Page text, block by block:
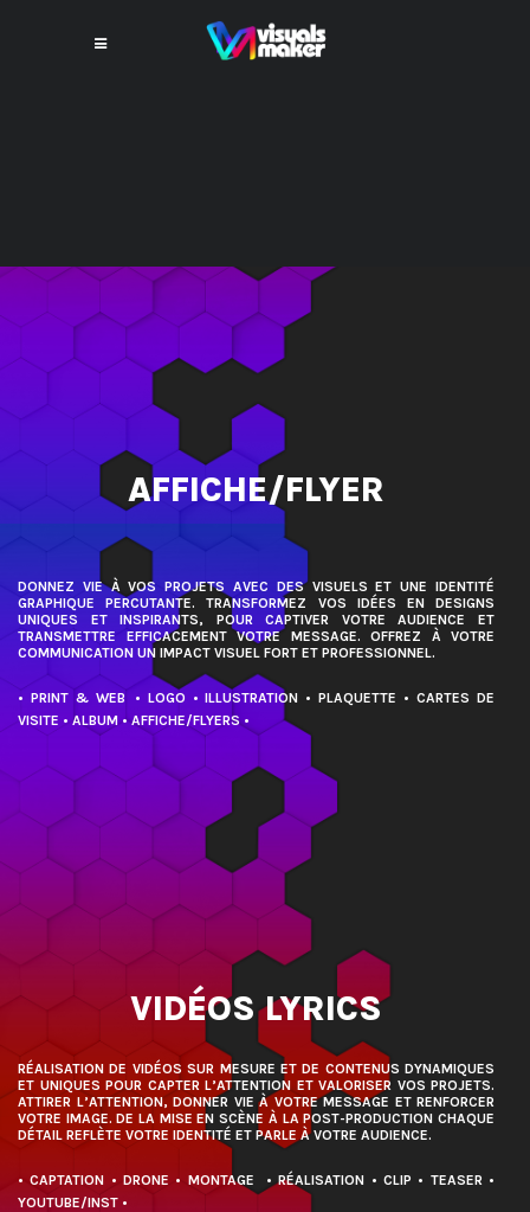
ILLUSTRATION
LOGOTYPE
AFFICHE/FLYER
PLAQUETTE
DONNEZ VIE À VOS PROJETS AVEC DES VISUELS ET UNE IDENTITÉ
GRAPHIQUE PERCUTANTE. TRANSFORMEZ VOS IDÉES EN DESIGNS
UNIQUES ET INSPIRANTS, POUR CAPTIVER VOTRE AUDIENCE ET
TRANSMETTRE EFFICACEMENT VOTRE MESSAGE. OFFREZ À VOTRE
COMMUNICATION UN IMPACT VISUEL FORT ET PROFESSIONNEL.
• PRINT & WEB • LOGO • ILLUSTRATION • PLAQUETTE • CARTES DE
VISITE • ALBUM • AFFICHE/FLYERS •
VIDÉOS
MOTION DESIGN
VIDÉOS LYRICS
TEASER
RÉALISATION DE VIDÉOS SUR MESURE ET DE CONTENUS DYNAMIQUES
ET UNIQUES POUR CAPTER L’ATTENTION ET VALORISER VOS PROJETS.
ATTIRER L’ATTENTION, DONNER VIE À VOTRE MESSAGE ET RENFORCER
VOTRE IMAGE. DE LA MISE EN SCÈNE À LA POST-PRODUCTION CHAQUE
DÉTAIL REFLÈTE VOTRE IDENTITÉ ET PARLE À VOTRE AUDIENCE.
• CAPTATION • DRONE • MONTAGE • RÉALISATION • CLIP • TEASER •
YOUTUBE/INST •
SITE INTERNET